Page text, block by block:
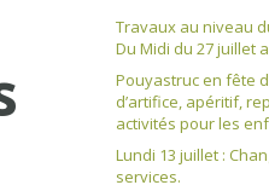
Travaux au niveau
Du Midi du 27 juillet
Pouyastruc en fête
d’artifice, apéritif,
activités pour les
Lundi 13 juillet :
services.